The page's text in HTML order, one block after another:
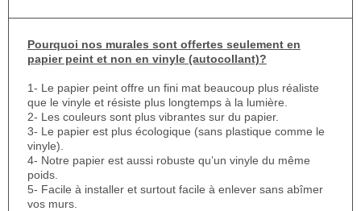
Pourquoi nos murales sont offertes seulement en
papier peint et non en vinyle (autocollant)?
1- Le papier peint offre un fini mat beaucoup plus réaliste
que le vinyle et résiste plus longtemps à la lumière.
2- Les couleurs sont plus vibrantes sur du papier.
3- Le papier est plus écologique (sans plastique comme le
vinyle).
4- Notre papier est aussi robuste qu’un vinyle du même
poids.
5- Facile à installer et surtout facile à enlever sans abîmer
vos murs.